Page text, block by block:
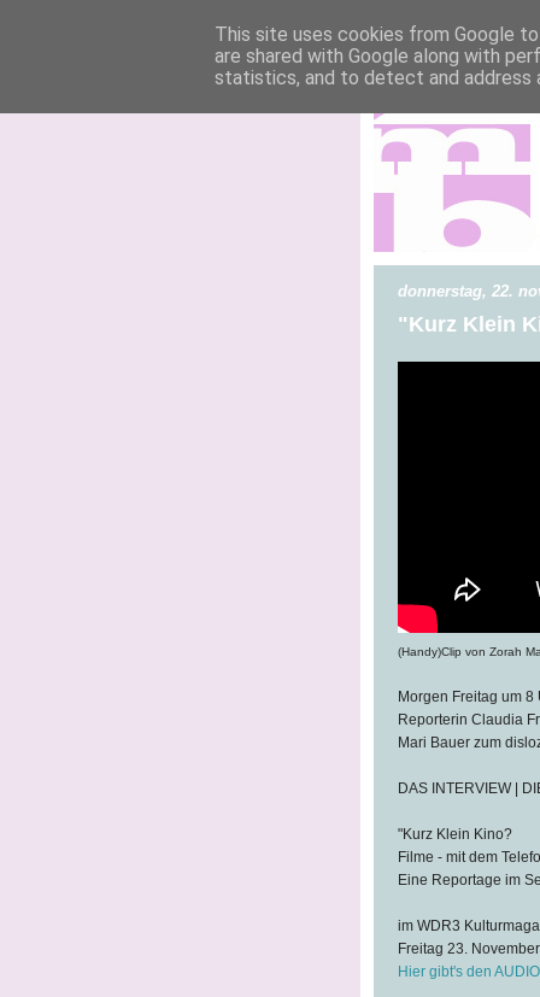
donnerstag, 22.
"Kurz Klein
(Handy)Clip von Zorah
Morgen Freitag um 8
Reporterin Claudia
Mari Bauer zum
DAS INTERVIEW |
"Kurz Klein Kino?
Filme - mit dem
Eine Reportage im
im WDR3
Freitag 23.
Hier gibt's den
This site uses cookies from Google
are shared with Google along with
statistics, and to detect and address